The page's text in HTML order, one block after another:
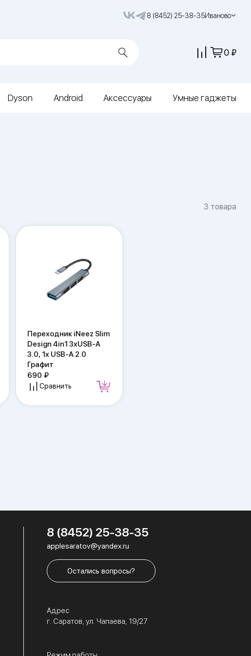
8 (8452) 25-38-35Иваново
0
Dyson Android Аксессуары Умные гаджеты
3 товара
Переходник iNeez Slim
Design 4in1 3xUSB-A
3.0, 1x USB-A 2.0
Графит
690
Сравнить
8 (8452) 25-38-35
applesaratov@yandex.ru
Остались вопросы?
Адрес
г. Саратов, ул. Чапаева, 19/27